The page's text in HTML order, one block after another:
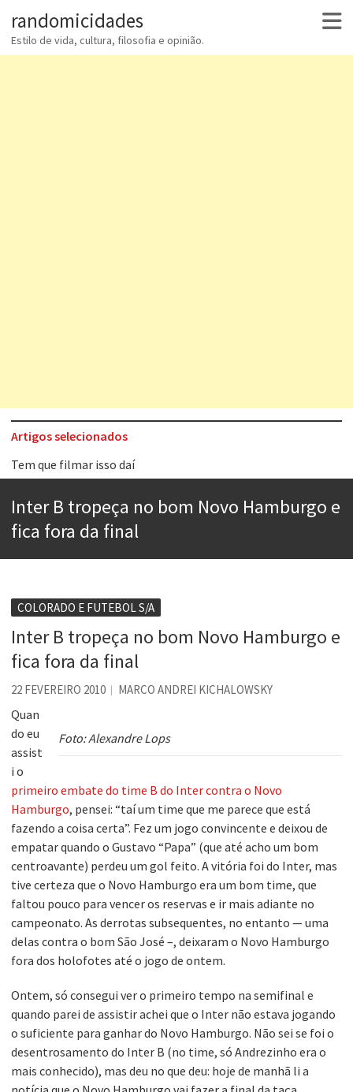
randomicidades
Estilo de vida, cultura, filosofia e opinião.
Artigos selecionados
Tem que filmar isso daí
Aprender a fracassar é o segredo do sucesso
Os causos de Jorge Luis Borges
Voto obrigatório é correto?
Se queres salvar o mundo, o veganismo não é a resposta
Inter B tropeça no bom Novo Hamburgo e
fica fora da final
COLORADO E FUTEBOL S/A
Inter B tropeça no bom Novo Hamburgo e
fica fora da final
22 FEVEREIRO 2010 MARCO ANDREI KICHALOWSKY
Foto: Alexandre Lops
Quan
do eu
assist
i o
primeiro embate do time B do Inter contra o Novo
Hamburgo, pensei: “taí um time que me parece que está
fazendo a coisa certa”. Fez um jogo convincente e deixou de
empatar quando o Gustavo “Papa” (que até acho um bom
centroavante) perdeu um gol feito. A vitória foi do Inter, mas
tive certeza que o Novo Hamburgo era um bom time, que
faltou pouco para vencer os reservas e ir mais adiante no
campeonato. As derrotas subsequentes, no entanto — uma
delas contra o bom São José –, deixaram o Novo Hamburgo
fora dos holofotes até o jogo de ontem.
Ontem, só consegui ver o primeiro tempo na semifinal e
quando parei de assistir achei que o Inter não estava jogando
o suficiente para ganhar do Novo Hamburgo. Não sei se foi o
desentrosamento do Inter B (no time, só Andrezinho era o
mais conhecido), mas deu no que deu: hoje de manhã li a